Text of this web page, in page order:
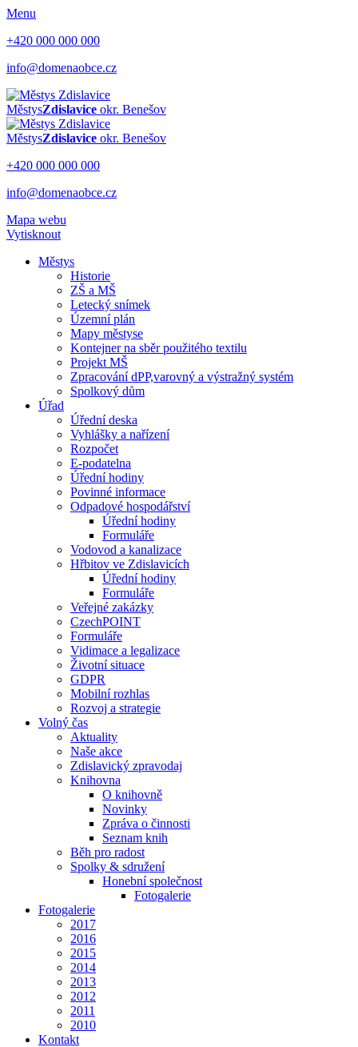
Menu
+420 000 000 000
info@domenaobce.cz
MěstysZdislavice okr. Benešov
MěstysZdislavice okr. Benešov
+420 000 000 000
info@domenaobce.cz
Mapa webu
Vytisknout
Městys
Historie
ZŠ a MŠ
Letecký snímek
Územní plán
Mapy městyse
Kontejner na sběr použitého textilu
Projekt MŠ
Zpracování dPP,varovný a výstražný systém
Spolkový dům
Úřad
Úřední deska
Vyhlášky a nařízení
Rozpočet
E-podatelna
Úřední hodiny
Povinné informace
Odpadové hospodářství
Úřední hodiny
Formuláře
Vodovod a kanalizace
Hřbitov ve Zdislavicích
Úřední hodiny
Formuláře
Veřejné zakázky
CzechPOINT
Formuláře
Vidimace a legalizace
Životní situace
GDPR
Mobilní rozhlas
Rozvoj a strategie
Volný čas
Aktuality
Naše akce
Zdislavický zpravodaj
Knihovna
O knihovně
Novinky
Zpráva o činnosti
Seznam knih
Běh pro radost
Spolky & sdružení
Honební společnost
Fotogalerie
Fotogalerie
2017
2016
2015
2014
2013
2012
2011
2010
Kontakt